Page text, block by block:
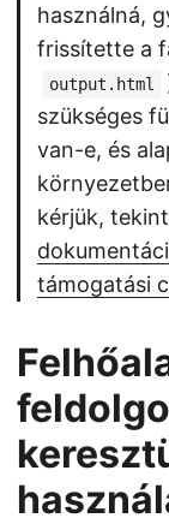
használná,
frissítette a
output.html
szükséges
van-e, és
kérjük,
támogatási